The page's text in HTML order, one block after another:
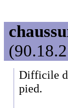
Difficile
pied.